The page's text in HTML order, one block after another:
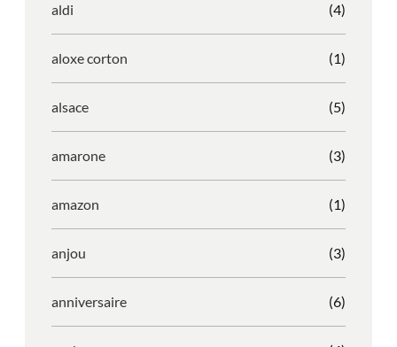
aldi (4)
aloxe corton (1)
alsace (5)
amarone (3)
amazon (1)
anjou (3)
anniversaire (6)